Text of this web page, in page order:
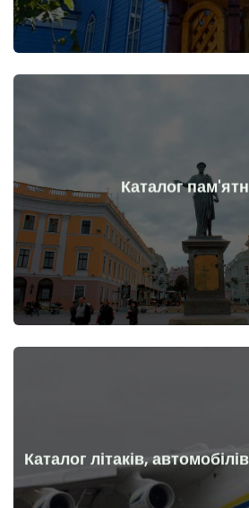
Каталог
Пам'ятники, витвори мистецтва
війни
Докладніше
Каталог літаків,
Літаки, машини, технічні засоби до
Докладніше